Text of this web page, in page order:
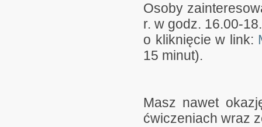
Osoby
r. w godz. 16.00-
o kliknięcie w link:
15 minut).
Masz nawet
ćwiczeniach wraz